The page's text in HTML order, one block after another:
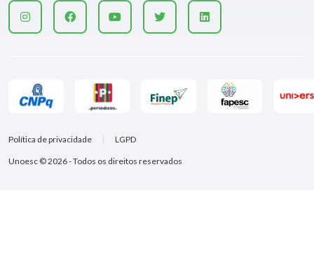
Unoesc © 2026 - Todos os direitos reservados
Política de privacidade LGPD